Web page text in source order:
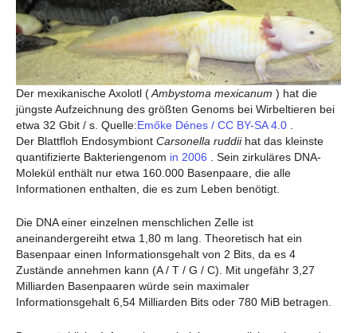
Der mexikanische Axolotl (Ambystoma mexicanum ) hat die
jüngste Aufzeichnung des größten Genoms bei Wirbeltieren bei
etwa 32 Gbit / s. Quelle:Emőke Dénes / CC BY-SA 4.0
Der Blattfloh Endosymbiont Carsonella ruddiihat das kleinste
quantifizierte Bakteriengenom in 2006 . Sein zirkuläres DNA-
Molekül enthält nur etwa 160.000 Basenpaare, die alle
Informationen enthalten, die es zum Leben benötigt.
Die DNA einer einzelnen menschlichen Zelle ist
aneinandergereiht etwa 1,80 m lang. Theoretisch hat ein
Basenpaar einen Informationsgehalt von 2 Bits, da es 4
Zustände annehmen kann (A / T / G / C). Mit ungefähr 3,27
Milliarden Basenpaaren würde sein maximaler
Informationsgehalt 6,54 Milliarden Bits oder 780 MiB betragen.